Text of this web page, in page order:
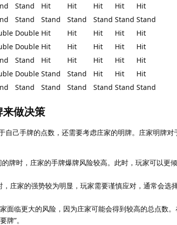
Stand Hit Hit Hit Hit
Hit
Stand Stand Stand Stand Stand Stand
Double Hit Hit Hit Hit
Hit
Double Hit Hit Hit Hit
Hit
Stand Hit Hit Hit Hit
Hit
Double Stand Stand Hit Hit
Hit
Stand Stand Stand Stand Stand Stand
做决策
己手牌的点数，还需要考虑庄家的明牌。庄家明牌对
牌时，庄家的手牌爆牌风险较高。此时，玩家可以更
，庄家的强势较为明显，玩家需要谨慎应对，通常会选
面临更大的风险，因为庄家可能会得到较高的总点数。
”。